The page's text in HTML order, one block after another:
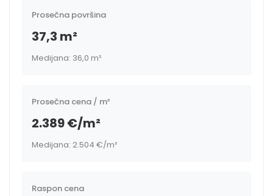
Prosečna površina
37,3 m²
Medijana: 36,0 m²
Prosečna cena / m²
2.389 €/m²
Medijana: 2.504 €/m²
Raspon cena